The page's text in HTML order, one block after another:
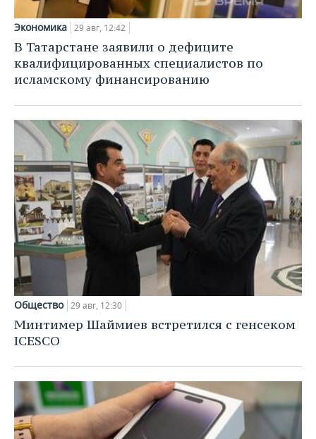
Экономика 29 авг, 12:42
В Татарстане заявили о дефиците
квалифицированных специалистов по
исламскому финансированию
Общество 29 авг, 12:30
Минтимер Шаймиев встретился с генсеком
ICESCO